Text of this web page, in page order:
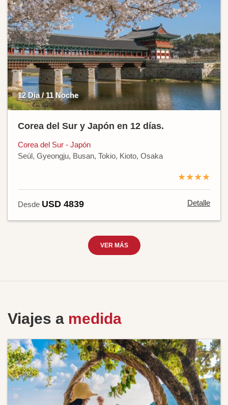
12 Día / 11 Noche
Corea del Sur y Japón en 12 días.
Corea del Sur - Japón
Seúl, Gyeongju, Busan, Tokio, Kioto, Osaka
★★★★
Desde USD 4839 Detalle
VER MÁS
Viajes a medida